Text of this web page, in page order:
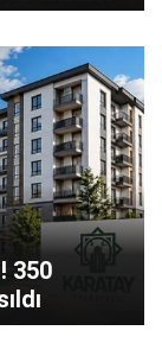
350